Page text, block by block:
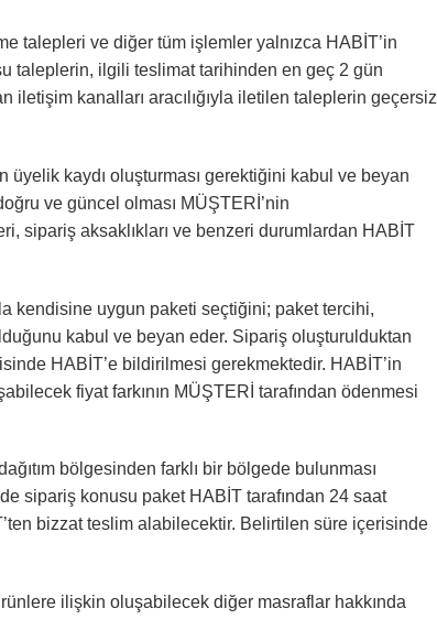
talepleri ve diğer tüm işlemler yalnızca HABİT’in
taleplerin, ilgili teslimat tarihinden en geç 2 gün
iletişim kanalları aracılığıyla iletilen taleplerin geçersiz
kaydı oluşturması gerektiğini kabul ve beyan
ve güncel olması MÜŞTERİ’nin
sipariş aksaklıkları ve benzeri durumlardan HABİT
kendisine uygun paketi seçtiğini; paket tercihi,
kabul ve beyan eder. Sipariş oluşturulduktan
HABİT’e bildirilmesi gerekmektedir. HABİT’in
fiyat farkının MÜŞTERİ tarafından ödenmesi
bölgesinden farklı bir bölgede bulunması
sipariş konusu paket HABİT tarafından 24 saat
bizzat teslim alabilecektir. Belirtilen süre içerisinde
ilişkin oluşabilecek diğer masraflar hakkında